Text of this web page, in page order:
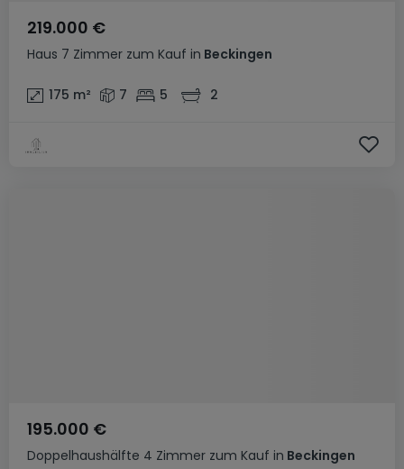
Haus 7 Zimmer zum Kauf in Beckingen
219.000 €
175 m² 7 5 2
Doppelhaushälfte 4 Zimmer zum Kauf in Beckingen
195.000 €